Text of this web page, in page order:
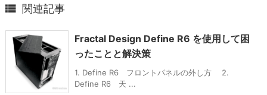
 関連記事
Fractal Design Define R6 を使用して困
ったことと解決策
1. Define R6 フロントパネルの外し方 2.
Define R6 天 ...